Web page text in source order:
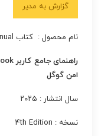
گزارش به مدیر
نام محصول : کتاب Chromebook User Manual
امن گوگل
سال انتشار : ۲۰۲۵
نسخه : 4th Edition